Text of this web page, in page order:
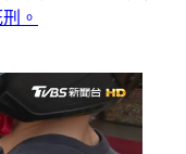
。